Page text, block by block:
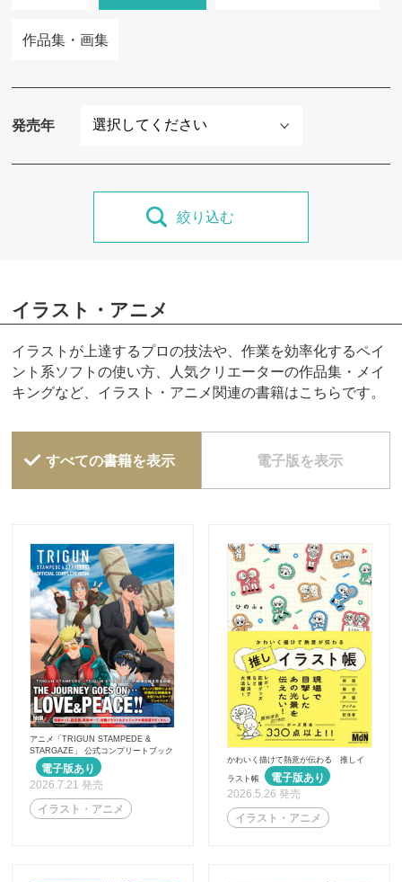
作品集・画集
発売年
絞り込む
イラスト・アニメ
イラストが上達するプロの技法や、作業を効率化するペイ
ント系ソフトの使い方、人気クリエーターの作品集・メイ
キングなど、イラスト・アニメ関連の書籍はこちらです。
すべての書籍を表示 電子版を表示
アニメ「TRIGUN STAMPEDE &
STARGAZE」 公式コンプリートブック
2026.7.21 発売
イラスト・アニメ
かわいく描けて熱意が伝わる 推しイ
ラスト帳
2026.5.26 発売
イラスト・アニメ